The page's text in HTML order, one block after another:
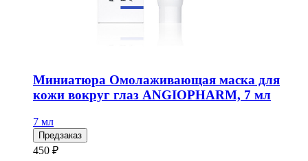
Миниатюра Омолаживающая маска для
кожи вокруг глаз ANGIOPHARM, 7 мл
7 мл
Предзаказ
450 ₽